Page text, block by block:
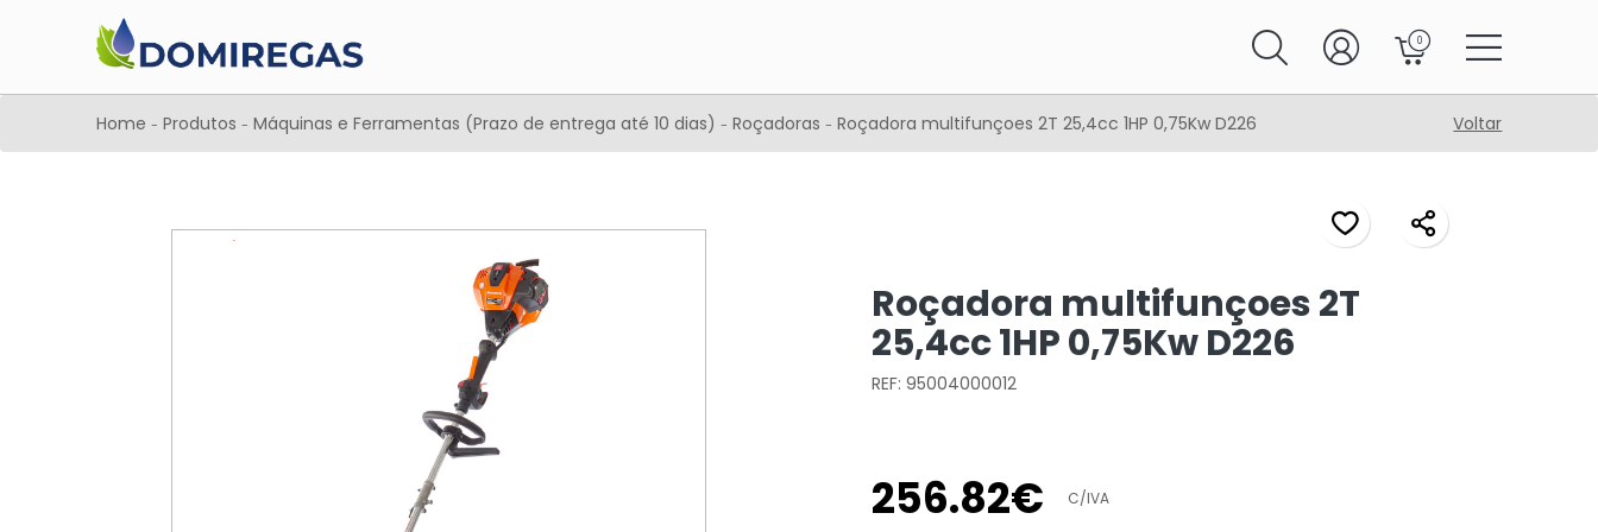
0
Home - Produtos - Máquinas e Ferramentas (Prazo de entrega até 10 dias) - Roçadoras - Roçadora multifunçoes 2T 25,4cc 1HP 0,75Kw D226 Voltar
Roçadora multifunçoes 2T
25,4cc 1HP 0,75Kw D226
REF: 95004000012
256.82€ C/IVA